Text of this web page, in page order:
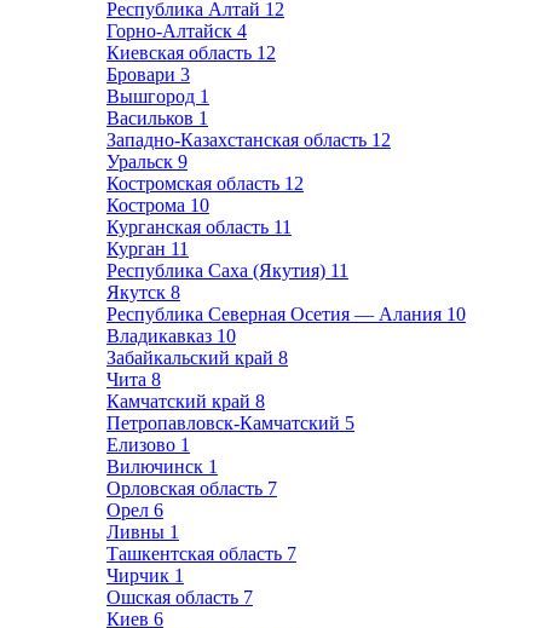
Республика Алтай 12
Горно-Алтайск 4
Киевская область 12
Бровари 3
Вышгород 1
Васильков 1
Западно-Казахстанская область 12
Уральск 9
Костромская область 12
Кострома 10
Курганская область 11
Курган 11
Республика Саха (Якутия) 11
Якутск 8
Республика Северная Осетия — Алания 10
Владикавказ 10
Забайкальский край 8
Чита 8
Камчатский край 8
Петропавловск-Камчатский 5
Елизово 1
Вилючинск 1
Орловская область 7
Орел 6
Ливны 1
Ташкентская область 7
Чирчик 1
Ошская область 7
Киев 6